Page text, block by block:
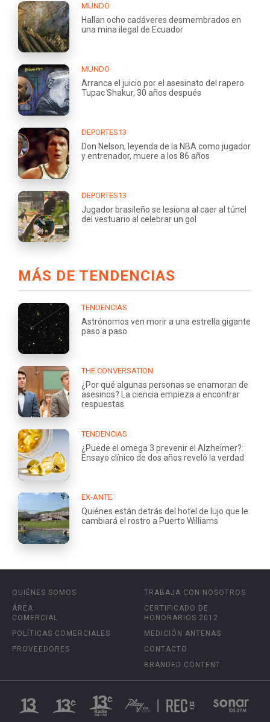
MUNDO
Hallan ocho cadáveres desmembrados en
una mina ilegal de Ecuador
MUNDO
Arranca el juicio por el asesinato del rapero
Tupac Shakur, 30 años después
DEPORTES13
Don Nelson, leyenda de la NBA como jugador
y entrenador, muere a los 86 años
DEPORTES13
Jugador brasileño se lesiona al caer al túnel
del vestuario al celebrar un gol
MÁS DE TENDENCIAS
TENDENCIAS
Astrónomos ven morir a una estrella gigante
paso a paso
THE CONVERSATION
¿Por qué algunas personas se enamoran de
asesinos? La ciencia empieza a encontrar
respuestas
TENDENCIAS
¿Puede el omega 3 prevenir el Alzheimer?:
Ensayo clínico de dos años reveló la verdad
EX-ANTE
Quiénes están detrás del hotel de lujo que le
cambiará el rostro a Puerto Williams
QUIÉNES SOMOS
ÁREA
COMERCIAL
POLÍTICAS COMERCIALES
PROVEEDORES
TRABAJA CON NOSOTROS
CERTIFICADO DE
HONORARIOS 2012
MEDICIÓN ANTENAS
CONTACTO
BRANDED CONTENT